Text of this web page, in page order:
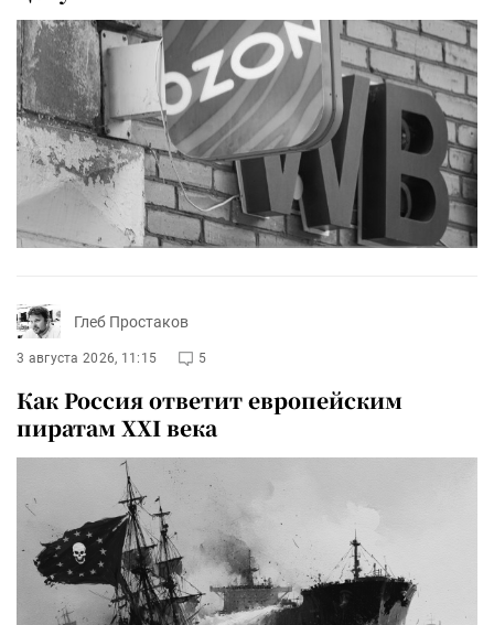
Глеб Простаков
3 августа 2026, 11:15 5
Как Россия ответит европейским
пиратам XXI века